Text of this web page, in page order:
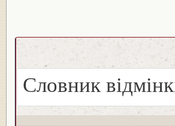
Словник